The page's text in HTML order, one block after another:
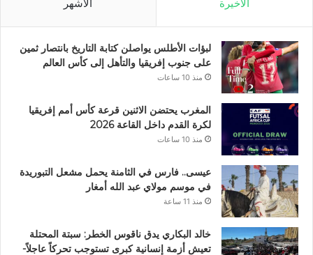
الأخيرة الأشهر
لبؤات الأطلس يواصلن كتابة التاريخ بانتصار ثمين
على جنوب إفريقيا والتأهل إلى كأس العالم
منذ 10 ساعات
المغرب يحتضن الاثنين قرعة كأس أمم إفريقيا
لكرة القدم داخل القاعة 2026
منذ 10 ساعات
عيسى.. فارس في الثامنة يحمل مشعل التبوريدة
في موسم مولاي عبد الله أمغار
منذ 11 ساعة
خالد البكاري يدق ناقوس الخطر: سبتة المحتلة
تعيش أزمة إنسانية كبرى تستوجب تحركاً عاجلاً-